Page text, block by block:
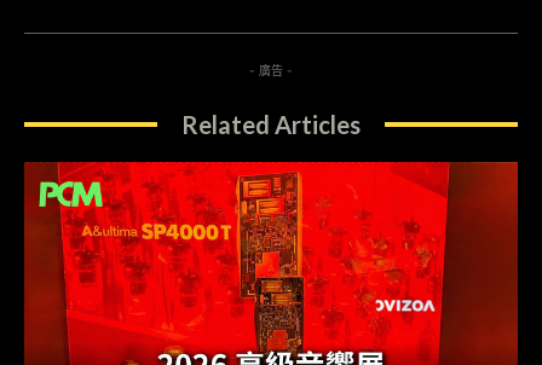
- 廣告 -
Related Articles